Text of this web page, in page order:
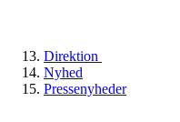
Direktion
Nyhed
Pressenyheder